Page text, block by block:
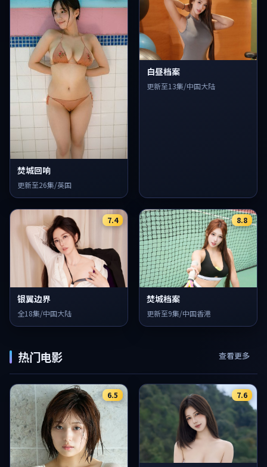
焚城回响
更新至26集/英国
白昼档案
更新至13集/中国大陆
7.4
银翼边界
全18集/中国大陆
8.8
焚城档案
更新至9集/中国香港
热门电影 查看更多
6.5 7.6